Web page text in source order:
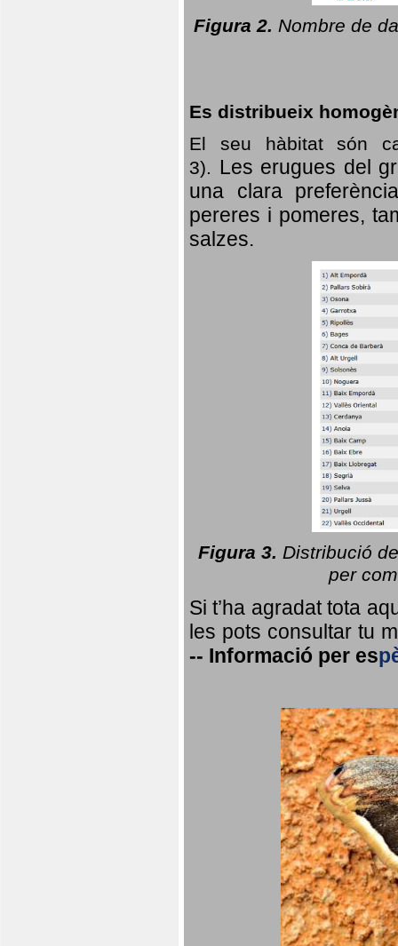
Figura 2. Nombre de
Es distribueix
El seu hàbitat són
3). Les erugues del
una clara
pereres i pomeres,
salzes.
Figura 3. Distribució
per
Si t’ha agradat tota
les pots consultar tu
-- Informació per es